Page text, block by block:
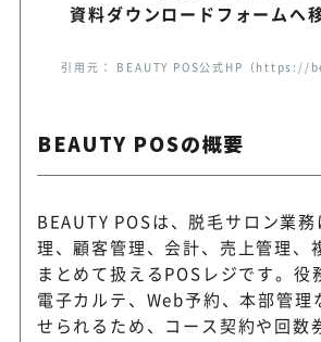
STORES レジ
予約・決
資料ダウンロードフォームへ
引用元： BEAUTY POS公式HP（https://
BEAUTY POSの概要
BEAUTY POSは、脱毛サロン業
理、顧客管理、会計、売上管理、
まとめて扱えるPOSレジです。役
電子カルテ、Web予約、本部管理
せられるため、コース契約や回数